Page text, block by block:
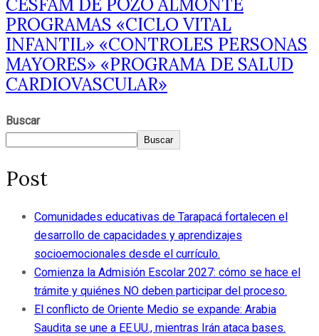
CESFAM DE POZO ALMONTE
PROGRAMAS «CICLO VITAL
INFANTIL» «CONTROLES PERSONAS
MAYORES» «PROGRAMA DE SALUD
CARDIOVASCULAR»
Buscar
Buscar
Post
Comunidades educativas de Tarapacá fortalecen el
desarrollo de capacidades y aprendizajes
socioemocionales desde el currículo.
Comienza la Admisión Escolar 2027: cómo se hace el
trámite y quiénes NO deben participar del proceso.
El conflicto de Oriente Medio se expande: Arabia
Saudita se une a EE.UU., mientras Irán ataca bases.